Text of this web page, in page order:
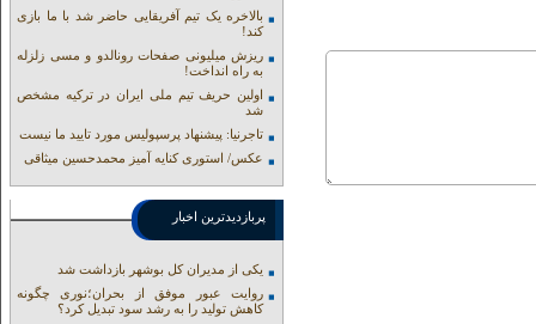
بالاخره یک تیم آفریقایی حاضر شد با ما بازی
کند!
ریزش میلیونی صفحات رونالدو و مسی زلزله
به راه انداخت!
اولین حریف تیم ملی ایران در ترکیه مشخص
شد
تاجرنیا: پیشنهاد پرسپولیس مورد تایید ما نیست
عکس/ استوری کنایه آمیز محمدحسین میثاقی
پربازدیدترین اخبار
یکی از مدیران کل بوشهر بازداشت شد
روایت عبور موفق از بحران؛نوری چگونه
کاهش تولید را به رشد سود تبدیل کرد؟